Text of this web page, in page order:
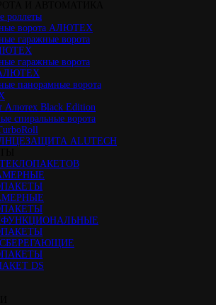
роллеты
ворота АЛЮТЕХ
гаражные ворота
гаражные ворота
АЛЮТЕХ
панорамные ворота
Алютех Black Edition
спиральные ворота
ALUTECH
DS